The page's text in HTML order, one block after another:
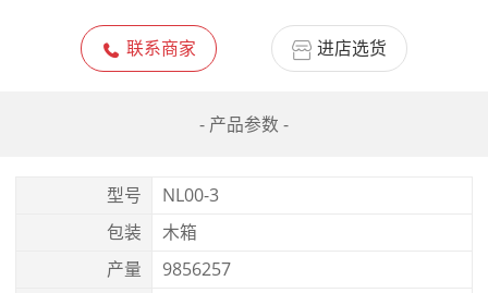
联系商家 进店选货
- 产品参数 -
型号
NL00-3
包装
木箱
产量
9856257